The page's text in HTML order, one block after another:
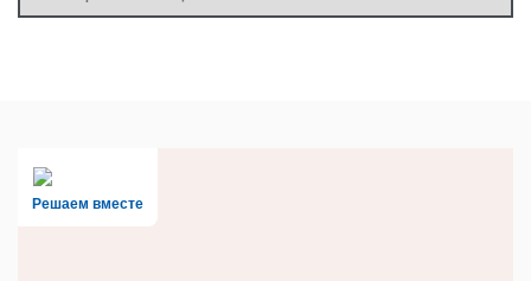
Решаем вместе